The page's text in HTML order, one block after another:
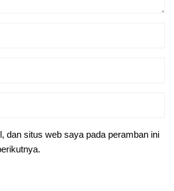
dan situs web saya pada peramban ini